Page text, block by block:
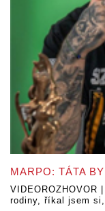
MARPO: TÁTA
rodiny, říkal jsem